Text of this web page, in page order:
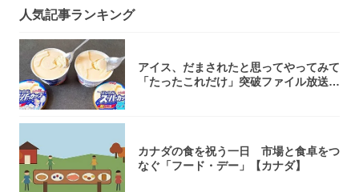
人気記事ランキング
アイス、だまされたと思ってやってみて
「たったこれだけ」突破ファイル放送で
カナダの食を祝う一日 市場と食卓をつ
なぐ「フード・デー」【カナダ】